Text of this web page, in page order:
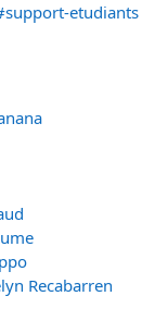
etudiants
Recabarren